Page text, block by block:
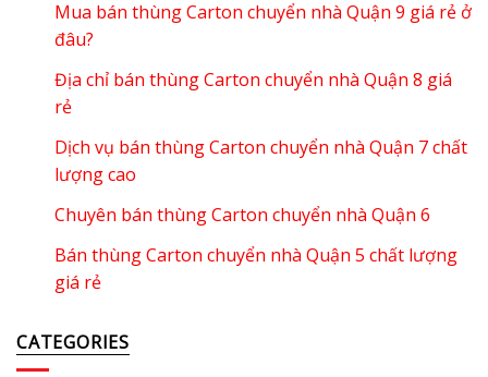
Mua bán thùng Carton chuyển nhà Quận 9 giá rẻ ở
đâu?
Địa chỉ bán thùng Carton chuyển nhà Quận 8 giá
rẻ
Dịch vụ bán thùng Carton chuyển nhà Quận 7 chất
lượng cao
Chuyên bán thùng Carton chuyển nhà Quận 6
Bán thùng Carton chuyển nhà Quận 5 chất lượng
giá rẻ
CATEGORIES